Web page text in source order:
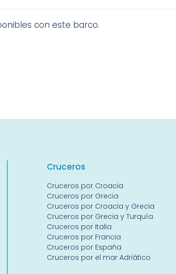
con este barco.
Cruceros
Cruceros por Croacia
Cruceros por Grecia
Cruceros por Croacia y Grecia
Cruceros por Grecia y Turquía
Cruceros por Italia
Cruceros por Francia
Cruceros por España
Cruceros por el mar Adriático